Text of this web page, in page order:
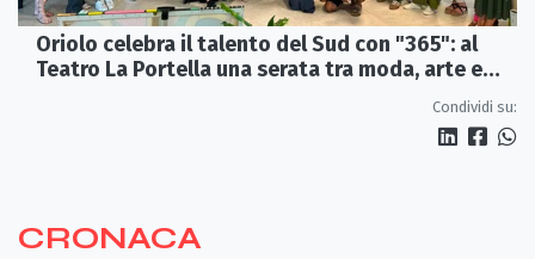
Oriolo celebra il talento del Sud con "365": al
Teatro La Portella una serata tra moda, arte e
Condividi su:
CRONACA